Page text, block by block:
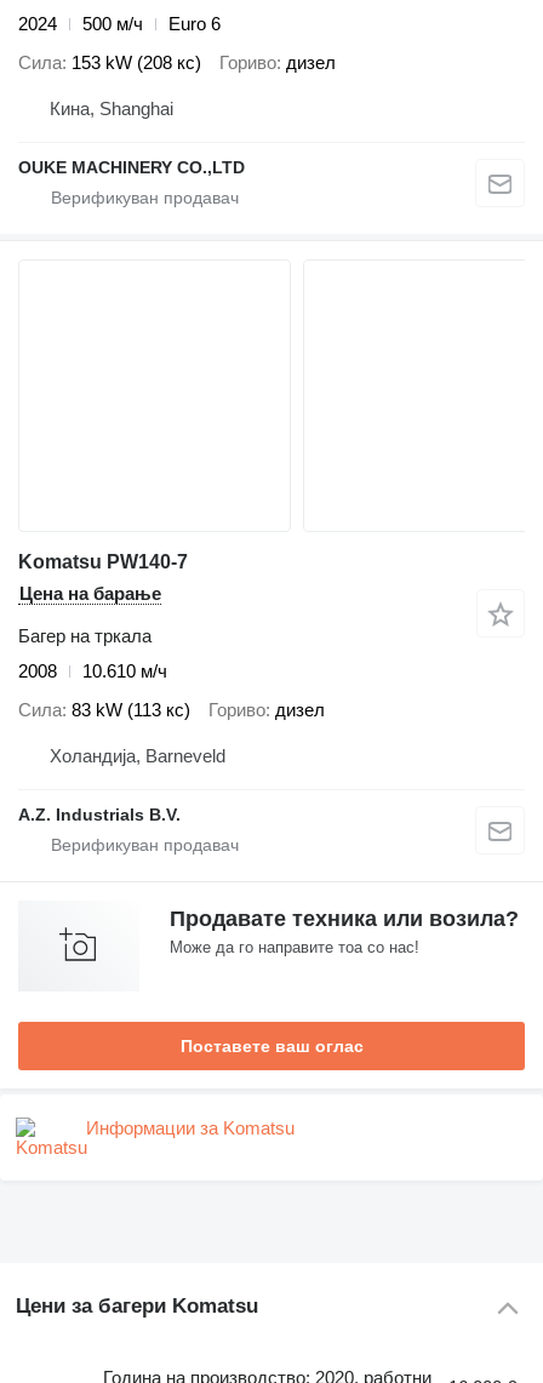
2024
500 м/ч
Euro 6
Сила 153 kW (208 кс) Гориво дизел
Кина, Shanghai
OUKE MACHINERY CO.,LTD
Komatsu PW140-7
Цена на барање
Багер на тркала
2008
10.610 м/ч
Сила 83 kW (113 кс) Гориво дизел
Холандија, Barneveld
A.Z. Industrials B.V.
Продавате техника или возила?
Може да го направите тоа со нас!
Поставете ваш оглас
Информации за Komatsu
Цени за багери Komatsu
Година на производство: 2020, работни